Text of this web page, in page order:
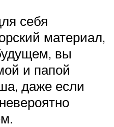
себя
материал,
вы
и папой
даже если